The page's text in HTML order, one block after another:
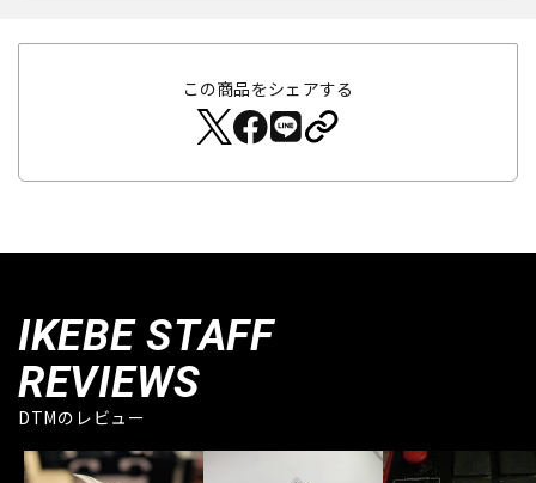
この商品をシェアする
IKEBE STAFF
REVIEWS
DTMのレビュー